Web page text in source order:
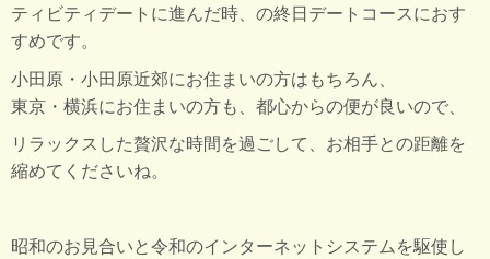
ティビティデートに進んだ時、の終日デートコースにおす
すめです。
小田原・小田原近郊にお住まいの方はもちろん、
東京・横浜にお住まいの方も、都心からの便が良いので、
リラックスした贅沢な時間を過ごして、お相手との距離を
縮めてくださいね。
昭和のお見合いと令和のインターネットシステムを駆使し